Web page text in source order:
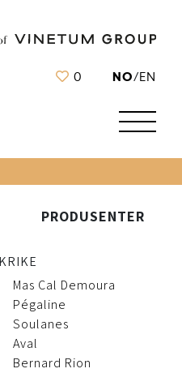
0 NO/EN
PRODUSENTER
Mas Cal Demoura
Pégaline
Soulanes
Aval
Bernard Rion